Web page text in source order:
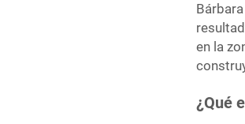
en la
¿Qué